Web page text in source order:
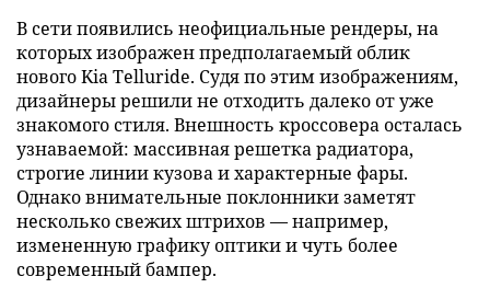
В сети появились неофициальные рендеры, на
которых изображен предполагаемый облик
нового Kia Telluride. Судя по этим изображениям,
дизайнеры решили не отходить далеко от уже
знакомого стиля. Внешность кроссовера осталась
узнаваемой: массивная решетка радиатора,
строгие линии кузова и характерные фары.
Однако внимательные поклонники заметят
несколько свежих штрихов — например,
измененную графику оптики и чуть более
современный бампер.